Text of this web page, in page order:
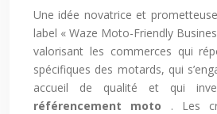
Une idée novatrice et
label « Waze Moto-Friendly
valorisant les commerces qui
spécifiques des motards, qui
accueil de qualité et qui
référencement moto . Les